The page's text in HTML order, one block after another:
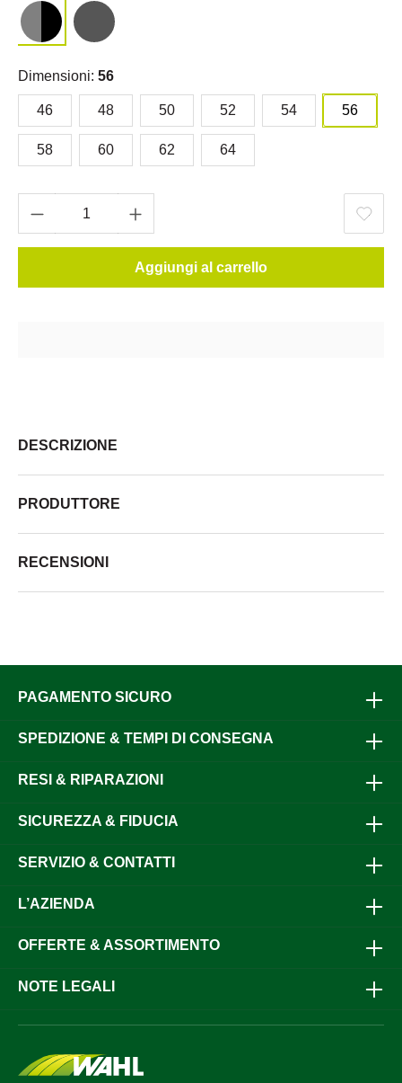
Dimensioni: 56
46 48 50 52 54 56
58 60 62 64
Aggiungi al carrello
DESCRIZIONE
PRODUTTORE
RECENSIONI
PAGAMENTO SICURO
SPEDIZIONE & TEMPI DI CONSEGNA
RESI & RIPARAZIONI
SICUREZZA & FIDUCIA
SERVIZIO & CONTATTI
L’AZIENDA
OFFERTE & ASSORTIMENTO
NOTE LEGALI